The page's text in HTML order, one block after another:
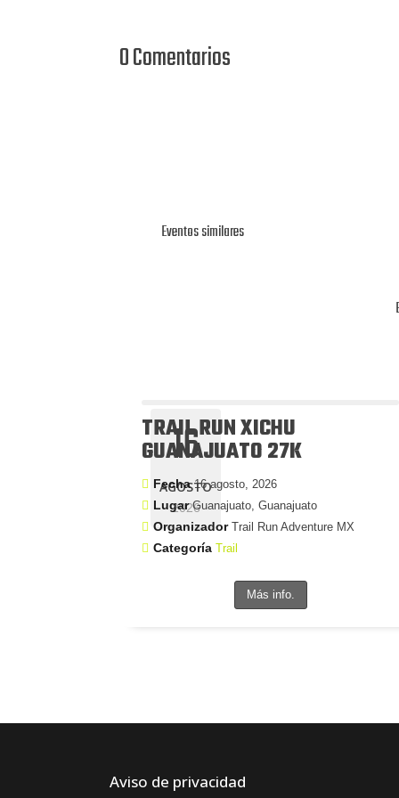
0 Comentarios
Eventos similares
16
AGOSTO
2026
TRAIL RUN XICHU
GUANAJUATO 27K
Fecha16 agosto, 2026
LugarGuanajuato, Guanajuato
OrganizadorTrail Run Adventure MX
CategoríaTrail
Más info.
Aviso de privacidad